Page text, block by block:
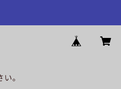
。